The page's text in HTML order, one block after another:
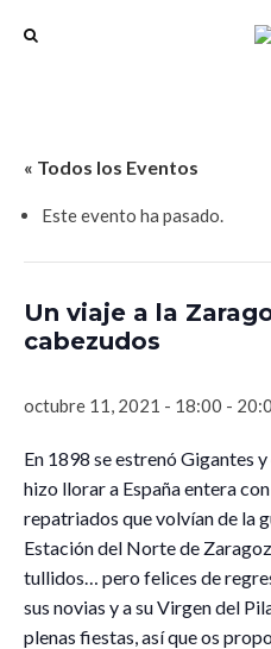
« Todos los Eventos
Este evento ha pasado.
Un viaje a la
cabezudos
octubre 11, 2021 - 18:00 -
En 1898 se estrenó Gigantes
hizo llorar a España entera
repatriados que volvían de la
Estación del Norte de
tullidos… pero felices de
sus novias y a su Virgen del
plenas fiestas, así que os